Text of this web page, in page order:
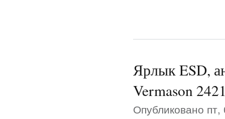
Ярлык ESD,
Vermason
Опубликовано